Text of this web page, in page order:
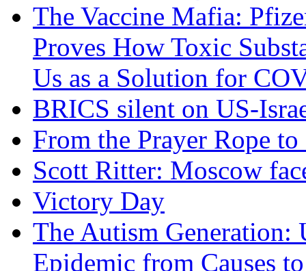
The Vaccine Mafia:
Proves How Toxic
Us as a Solution for
BRICS silent on US-
From the Prayer Rope
Scott Ritter: Moscow
Victory Day
The Autism Generation:
Epidemic from Causes